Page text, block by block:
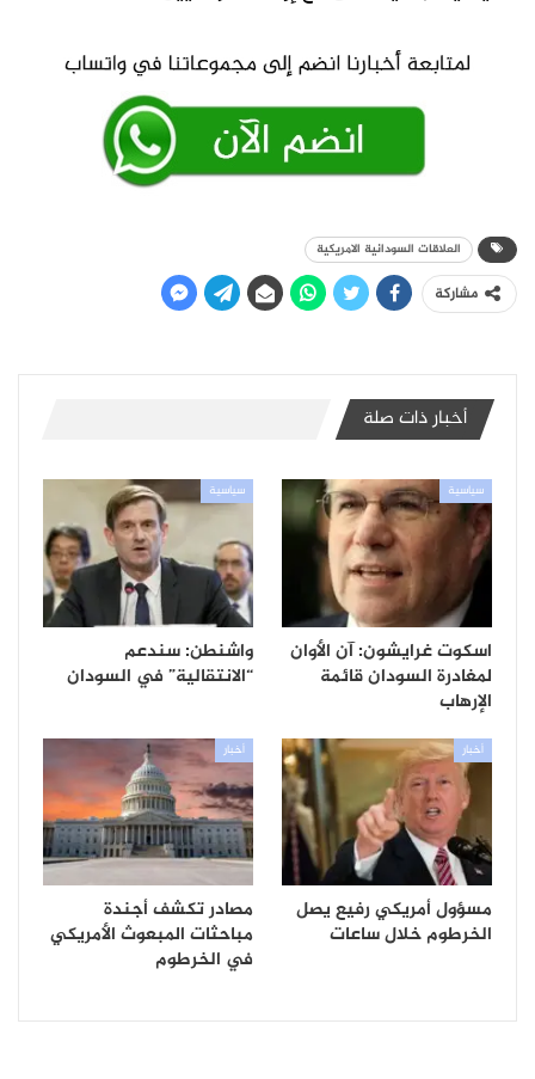
العلاقات السودانية الامريكية
مشاركة
أخبار ذات صلة
سياسية
اسكوت غرايشون: آن الأوان
لمغادرة السودان قائمة
الإرهاب
سياسية
واشنطن: سندعم
“الانتقالية” في السودان
أخبار
مسؤول أمريكي رفيع يصل
الخرطوم خلال ساعات
أخبار
مصادر تكشف أجندة
مباحثات المبعوث الأمريكي
في الخرطوم